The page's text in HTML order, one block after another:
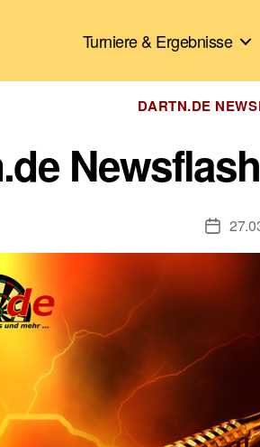
Turniere & Ergebnisse
DARTN.DE